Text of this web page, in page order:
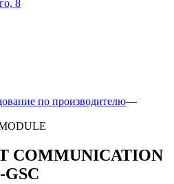
8
по производителю—
COMMUNICATION